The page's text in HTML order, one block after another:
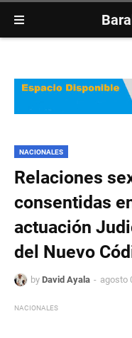
NACIONALES
Relaciones
consentidas
actuación
del Nuevo
by David Ayala agosto
NACIONALES